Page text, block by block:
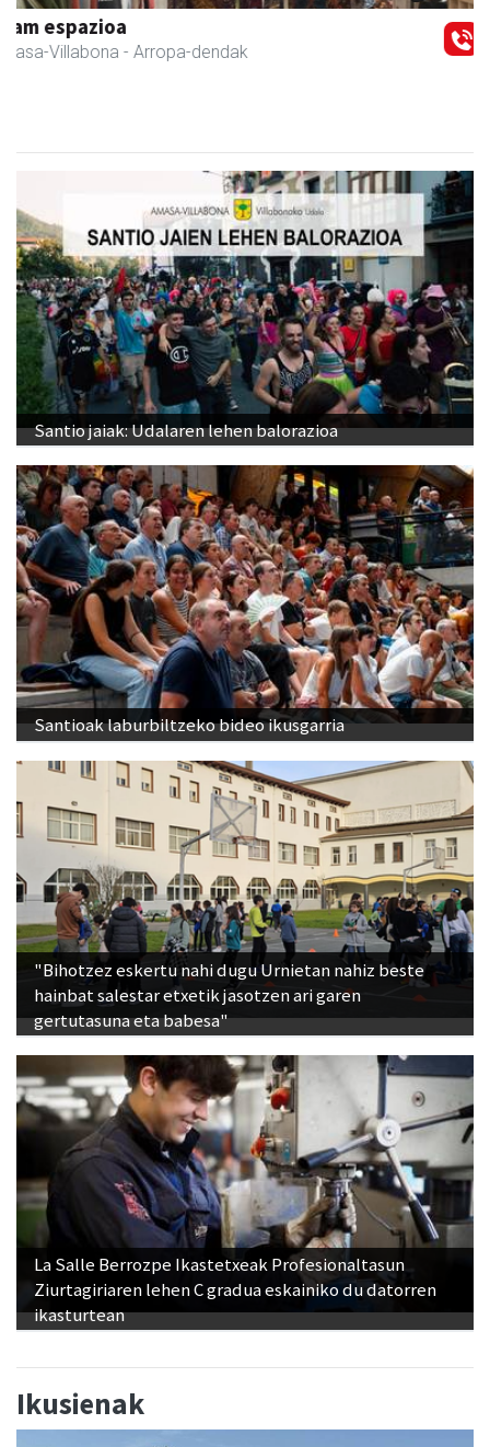
Fleming Herri Eskola
Amasa-Villabona - Hezkuntza
Santio jaiak: Udalaren lehen balorazioa
Santioak laburbiltzeko bideo ikusgarria
"Bihotzez eskertu nahi dugu Urnietan nahiz beste
hainbat salestar etxetik jasotzen ari garen
gertutasuna eta babesa"
La Salle Berrozpe Ikastetxeak Profesionaltasun
Ziurtagiriaren lehen C gradua eskainiko du datorren
ikasturtean
Ikusienak